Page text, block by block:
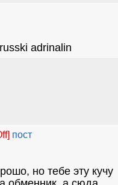
adrinalin
пост
но тебе эту кучу